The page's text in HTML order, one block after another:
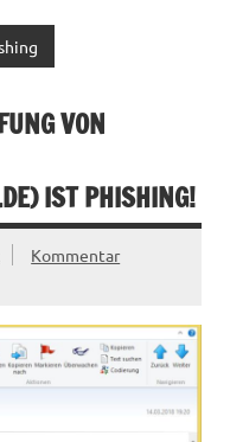
VON
) IST PHISHING!
Kommentar